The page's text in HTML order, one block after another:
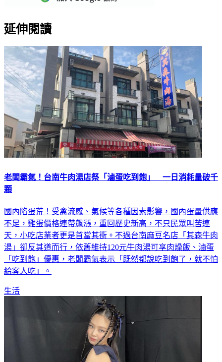
延伸閱讀
老闆霸氣！台南牛肉湯店祭「滷蛋吃到飽」 一日消耗量破千
顆
國內陷蛋荒！受禽流感、氣候等各種因素影響，國內蛋量供應
不足，雞蛋價格連帶飆漲，重回歷史新高，不只民眾叫苦連
天，小吃店業者更是首當其衝。不過台南麻豆名店「其森牛肉
湯」卻反其道而行，依舊維持120元牛肉湯可享肉燥飯、滷蛋
「吃到飽」優惠，老闆霸氣表示「既然都說吃到飽了，就不怕
給客人吃」。
生活